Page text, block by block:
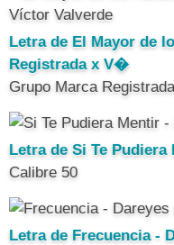
Letra de El Mayor de
Registrada x V�
Grupo Marca Registrada
Letra de Si Te
Calibre 50
Letra de Frecuencia -